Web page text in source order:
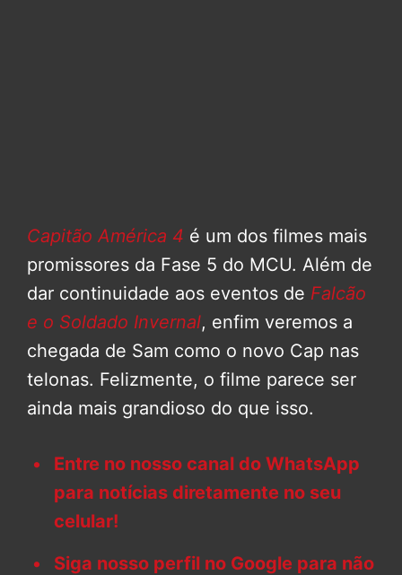
Capitão América 4 é um dos filmes mais
promissores da Fase 5 do MCU. Além de
dar continuidade aos eventos de Falcão
e o Soldado Invernal, enfim veremos a
chegada de Sam como o novo Cap nas
telonas. Felizmente, o filme parece ser
ainda mais grandioso do que isso.
Entre no nosso canal do WhatsApp
para notícias diretamente no seu
celular!
Siga nosso perfil no Google para não